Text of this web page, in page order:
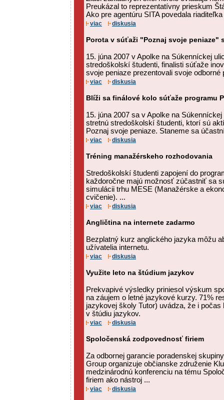
Preukázal to reprezentatívny prieskum
Ako pre agentúru SITA povedala
viac diskusia
Porota v súťaži "Poznaj svoje peniaze"
15. júna 2007 v Apolke na Súkenníckej
stredoškolskí študenti, finalisti súťaže
svoje peniaze prezentovali svoje odborné
viac diskusia
Blíži sa finálové kolo súťaže programu
15. júna 2007 sa v Apolke na
stretnú stredoškolskí študenti, ktorí sú
Poznaj svoje peniaze. Staneme sa
viac diskusia
Tréning manažérskeho rozhodovania
Stredoškolskí študenti zapojení do
každoročne majú možnosť zúčastniť sa
simulácii trhu MESE (Manažérske a
cvičenie). ...
viac diskusia
Angličtina na internete zadarmo
Bezplatný kurz anglického jazyka môžu
užívatelia internetu.
viac diskusia
Využite leto na štúdium jazykov
Prekvapivé výsledky priniesol výskum
na záujem o letné jazykové kurzy. 71%
jazykovej školy Tutor) uvádza, že i
v štúdiu jazykov.
viac diskusia
Spoločenská zodpovednosť firiem
Za odbornej garancie poradenskej
Group organizuje občianske združenie
medzinárodnú konferenciu na tému
firiem ako nástroj ...
viac diskusia